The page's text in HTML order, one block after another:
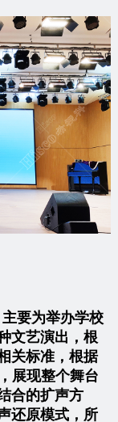
要为举办学校
文艺演出，根
关标准，根据
展现整个舞台
合的扩声方
还原模式，所